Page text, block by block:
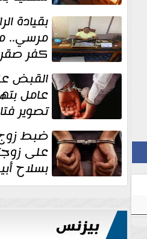
بقيادة
مرسي..
كفر
بقوة
ضربات أمنية... القبض
عامل
تصوير
غرفة
الملابس بمحل في...
ضبط
على
بسلاح
وأصابها
بيزنس